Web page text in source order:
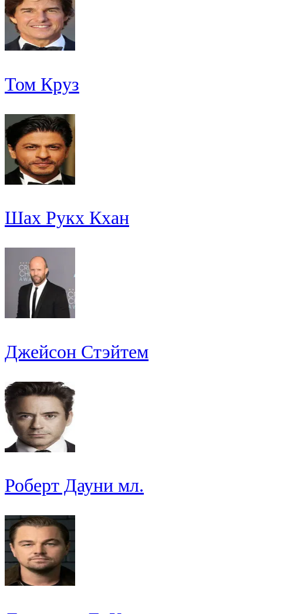
Том Круз
Шах Рукх Кхан
Джейсон Стэйтем
Роберт Дауни мл.